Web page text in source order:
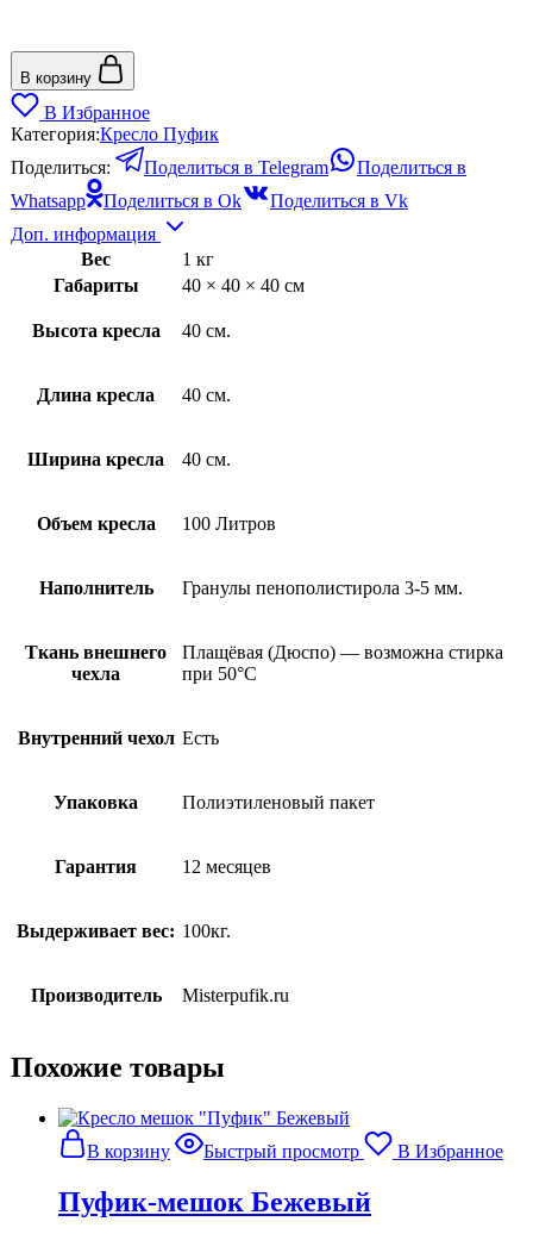
В корзину
В Избранное
Категория:Кресло Пуфик
Поделиться:
Поделиться в Telegram
Поделиться в
Whatsapp
Поделиться в Ok
Поделиться в Vk
Доп. информация
Вес
1 кг
Габариты
40 × 40 × 40 см
Высота кресла 40 см.
Длина кресла 40 см.
Ширина кресла 40 см.
Объем кресла 100 Литров
Наполнитель Гранулы пенополистирола 3-5 мм.
Ткань внешнего
чехла
Плащёвая (Дюспо) — возможна стирка
при 50°С
Внутренний чехол Есть
Упаковка Полиэтиленовый пакет
Гарантия 12 месяцев
Выдерживает вес: 100кг.
Производитель Misterpufik.ru
Похожие товары
В корзину Быстрый просмотр В Избранное
Пуфик-мешок Бежевый